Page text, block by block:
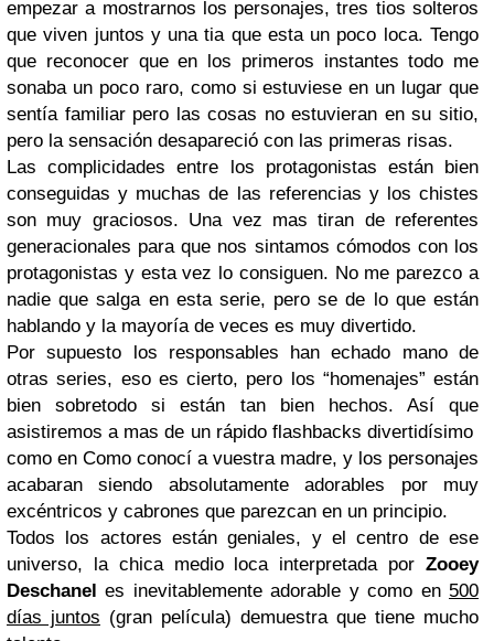
empezar a mostrarnos los personajes, tres tios solteros
que viven juntos y una tia que esta un poco loca. Tengo
que reconocer que en los primeros instantes todo me
sonaba un poco raro, como si estuviese en un lugar que
sentía familiar pero las cosas no estuvieran en su sitio,
pero la sensación desapareció con las primeras risas.
Las complicidades entre los protagonistas están bien
conseguidas y muchas de las referencias y los chistes
son muy graciosos. Una vez mas tiran de referentes
generacionales para que nos sintamos cómodos con los
protagonistas y esta vez lo consiguen. No me parezco a
nadie que salga en esta serie, pero se de lo que están
hablando y la mayoría de veces es muy divertido.
Por supuesto los responsables han echado mano de
otras series, eso es cierto, pero los “homenajes” están
bien sobretodo si están tan bien hechos. Así que
asistiremos a mas de un rápido flashbacks divertidísimo
como en Como conocí a vuestra madre, y los personajes
acabaran siendo absolutamente adorables por muy
excéntricos y cabrones que parezcan en un principio.
Todos los actores están geniales, y el centro de ese
universo, la chica medio loca interpretada por Zooey
Deschanel es inevitablemente adorable y como en 500
días juntos (gran película) demuestra que tiene mucho